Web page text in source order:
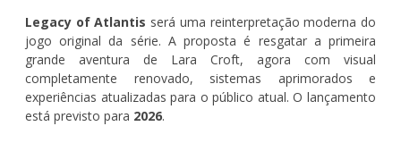
Legacy of Atlantis será uma reinterpretação moderna do
jogo original da série. A proposta é resgatar a primeira
grande aventura de Lara Croft, agora com visual
completamente renovado, sistemas aprimorados e
experiências atualizadas para o público atual. O lançamento
está previsto para 2026.